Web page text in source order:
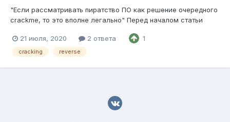
"Если рассматривать пиратство ПО как решение очередного
crackme, то это вполне легально" Перед началом статьи
следовательно я могу допускать довольно грубые ошибки в
интерпретации темы, так что сразу прошу прощения, если
21 июля, 2020 2 ответа 1
cracking reverse